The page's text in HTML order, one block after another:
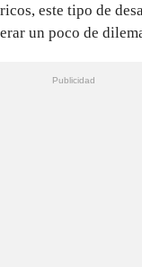
este tipo de
un poco de